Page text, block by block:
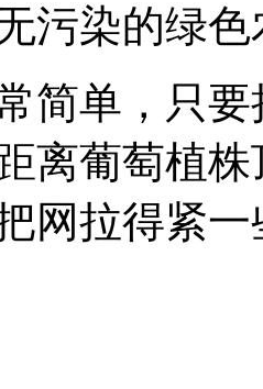
污染的绿
简单，只要
离葡萄植
网拉得紧